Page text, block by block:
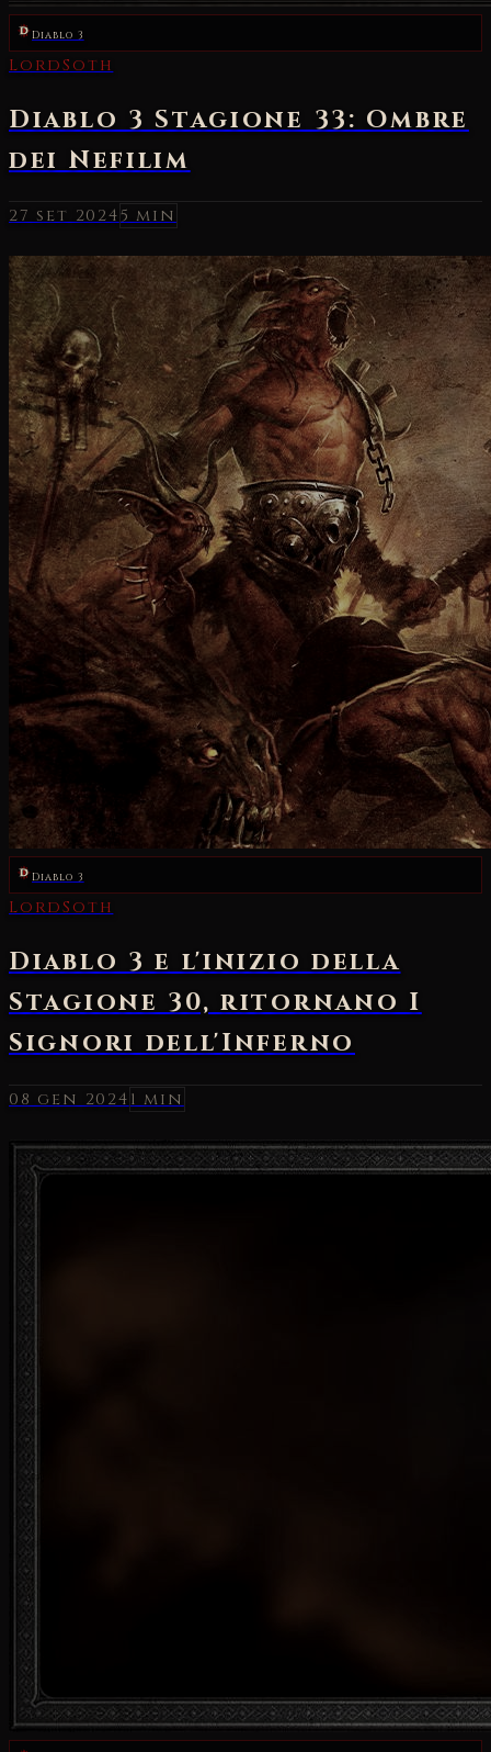
Diablo 3
27 set 20245 min
Diablo 3
08 gen 20241 min